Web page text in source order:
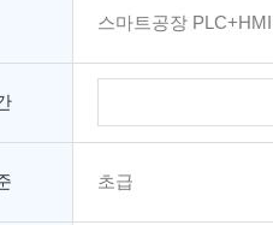
스마트공장
초급